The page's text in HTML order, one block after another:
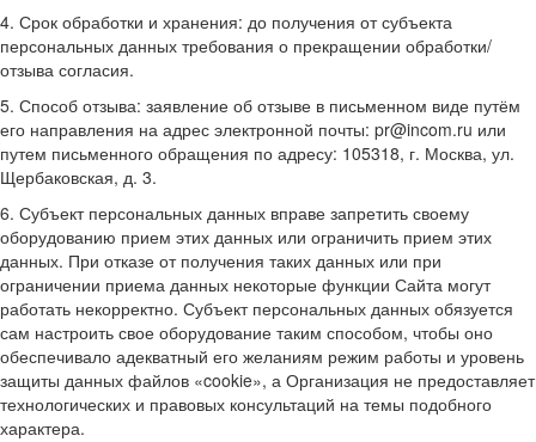
4. Срок обработки и хранения: до получения от субъекта
персональных данных требования о прекращении обработки/
отзыва согласия.
5. Способ отзыва: заявление об отзыве в письменном виде путём
его направления на адрес электронной почты: pr@incom.ru или
путем письменного обращения по адресу: 105318, г. Москва, ул.
Щербаковская, д. 3.
6. Субъект персональных данных вправе запретить своему
оборудованию прием этих данных или ограничить прием этих
данных. При отказе от получения таких данных или при
ограничении приема данных некоторые функции Сайта могут
работать некорректно. Субъект персональных данных обязуется
сам настроить свое оборудование таким способом, чтобы оно
обеспечивало адекватный его желаниям режим работы и уровень
защиты данных файлов «cookie», а Организация не предоставляет
технологических и правовых консультаций на темы подобного
характера.